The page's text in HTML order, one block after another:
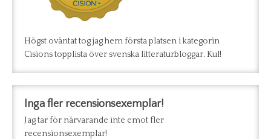
Högst oväntat tog jag hem första platsen i kategorin
Cisions topplista över svenska litteraturbloggar. Kul!
Inga fler recensionsexemplar!
Jag tar för närvarande inte emot fler
recensionsexemplar!